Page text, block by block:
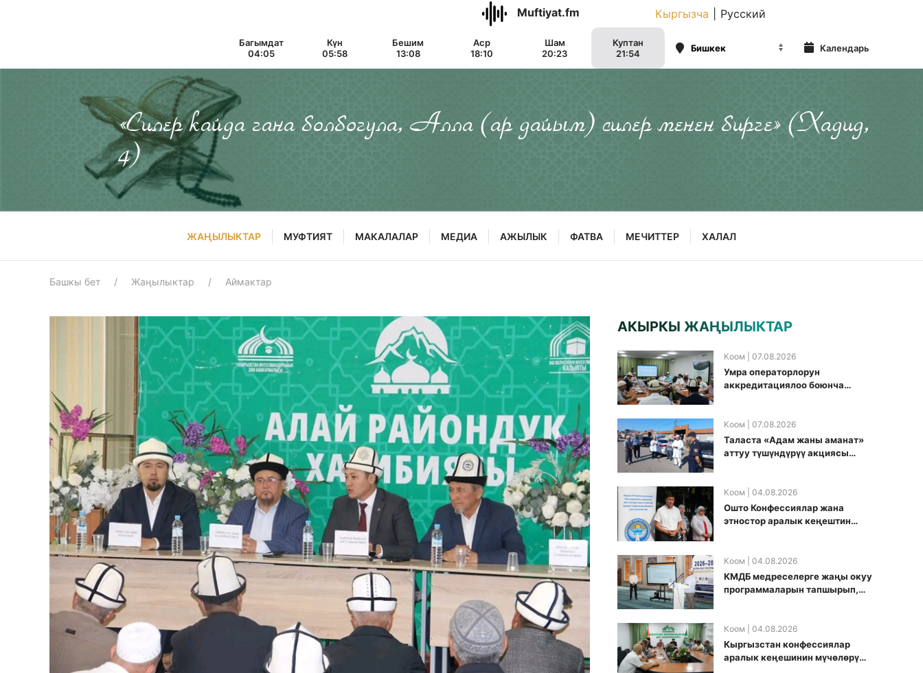
Muftiyat.fm Кыргызча Русский
Багымдат
04:05
Күн
05:58
Бешим
13:08
Аср
18:10
Шам
20:23
Куптан
21:54
Календарь
«Силер кайда гана болбогула, Алла (ар дайым) силер менен бирге» (Хадид,
4)
ЖАҢЫЛЫКТАР МУФТИЯТ МАКАЛАЛАР МЕДИА АЖЫЛЫК ФАТВА МЕЧИТТЕР ХАЛАЛ
Башкы бет Жаңылыктар Аймактар
АКЫРКЫ ЖАҢЫЛЫКТАР
Коом | 07.08.2026
Умра операторлорун
аккредитациялоо боюнча
Коом | 07.08.2026
Таласта «Адам жаны аманат»
аттуу түшүндүрүү акциясы
Коом | 04.08.2026
Ошто Конфессиялар жана
этностор аралык кеңештин
Коом | 04.08.2026
КМДБ медреселерге жаңы окуу
программаларын тапшырып,
киргизди
Коом | 04.08.2026
Кыргызстан конфессиялар
аралык кеӊешинин мүчөлөрү